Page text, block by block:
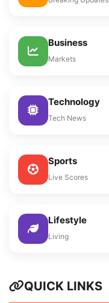
Business
Markets
Technology
Tech News
Sports
Live Scores
Lifestyle
Living
QUICK LINKS